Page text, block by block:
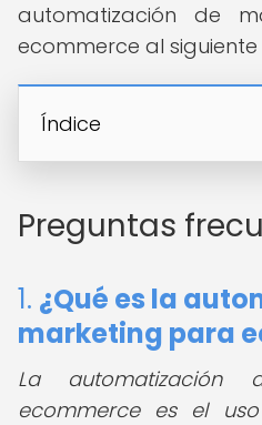
automatización de
ecommerce al siguiente
Índice
Preguntas
1. ¿Qué es la
marketing para
La automatización
ecommerce es el